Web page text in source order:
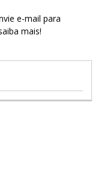
e-mail para
mais!